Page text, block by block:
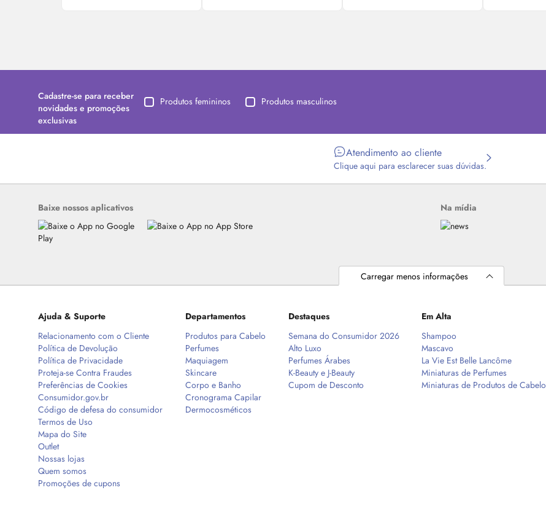
Cadastre-se para receber
novidades e promoções
exclusivas
Produtos femininos Produtos masculinos
Atendimento ao cliente
Clique aqui para esclarecer suas dúvidas.
Baixe nossos aplicativos Na mídia
Carregar menos informações
Ajuda & Suporte
Relacionamento com o Cliente
Política de Devolução
Política de Privacidade
Proteja-se Contra Fraudes
Preferências de Cookies
Consumidor.gov.br
Código de defesa do consumidor
Termos de Uso
Mapa do Site
Outlet
Nossas lojas
Quem somos
Promoções de cupons
Departamentos
Produtos para Cabelo
Perfumes
Maquiagem
Skincare
Corpo e Banho
Cronograma Capilar
Dermocosméticos
Destaques
Semana do Consumidor 2026
Alto Luxo
Perfumes Árabes
K-Beauty e J-Beauty
Cupom de Desconto
Em Alta
Shampoo
Mascavo
La Vie Est Belle Lancôme
Miniaturas de Perfumes
Miniaturas de Produtos de Cabelo